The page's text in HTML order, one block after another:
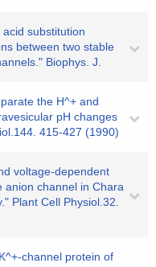
substitution
between two stable
Biophys. J.
the H^+ and
pH changes
415-427 (1990)
voltage-dependent
anion channel in Chara
Plant Cell Physiol.32.
channel protein of